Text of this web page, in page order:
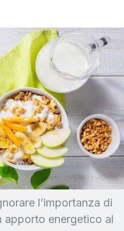
l’importanza di
apporto energetico al